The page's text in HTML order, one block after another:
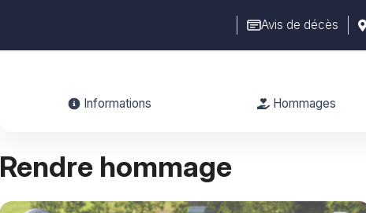
Avis de décès
Informations Hommages
Rendre hommage